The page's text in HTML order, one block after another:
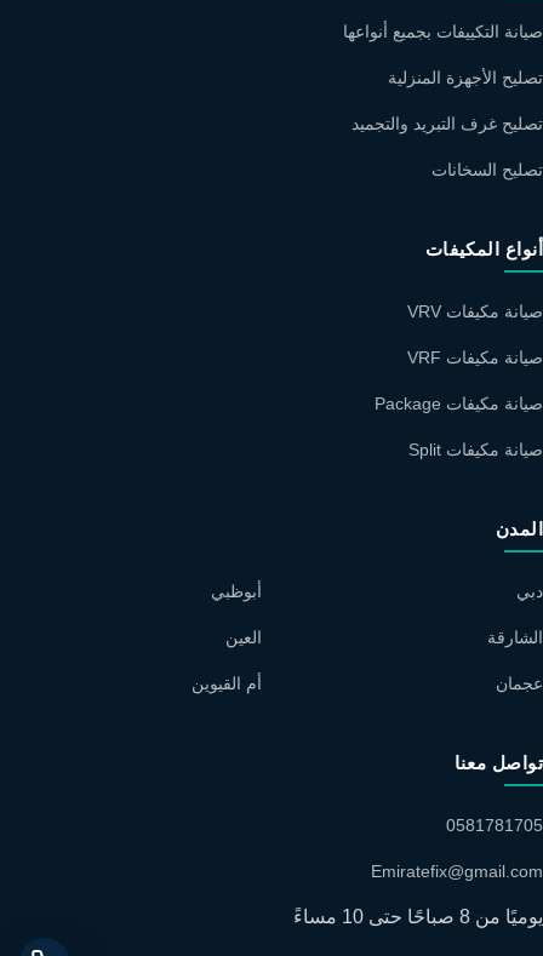
صيانة التكييفات بجميع أنواعها
تصليح الأجهزة المنزلية
تصليح غرف التبريد والتجميد
تصليح السخانات
أنواع المكيفات
صيانة مكيفات VRV
صيانة مكيفات VRF
صيانة مكيفات Package
صيانة مكيفات Split
المدن
دبي
الشارقة
عجمان
أبوظبي
العين
أم القيوين
تواصل معنا
0581781705
Emiratefix@gmail.com
يوميًا من 8 صباحًا حتى 10 مساءً